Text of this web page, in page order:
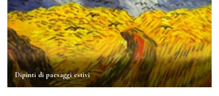
Dipinti di paesaggi estivi